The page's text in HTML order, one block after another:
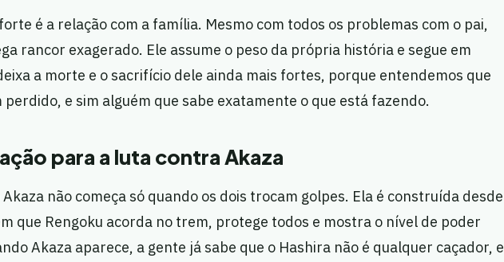
é a relação com a família. Mesmo com todos os problemas com o pai,
rancor exagerado. Ele assume o peso da própria história e segue em
a morte e o sacrifício dele ainda mais fortes, porque entendemos que
perdido, e sim alguém que sabe exatamente o que está fazendo.
para a luta contra Akaza
não começa só quando os dois trocam golpes. Ela é construída desde
que Rengoku acorda no trem, protege todos e mostra o nível de poder
Akaza aparece, a gente já sabe que o Hashira não é qualquer caçador, e